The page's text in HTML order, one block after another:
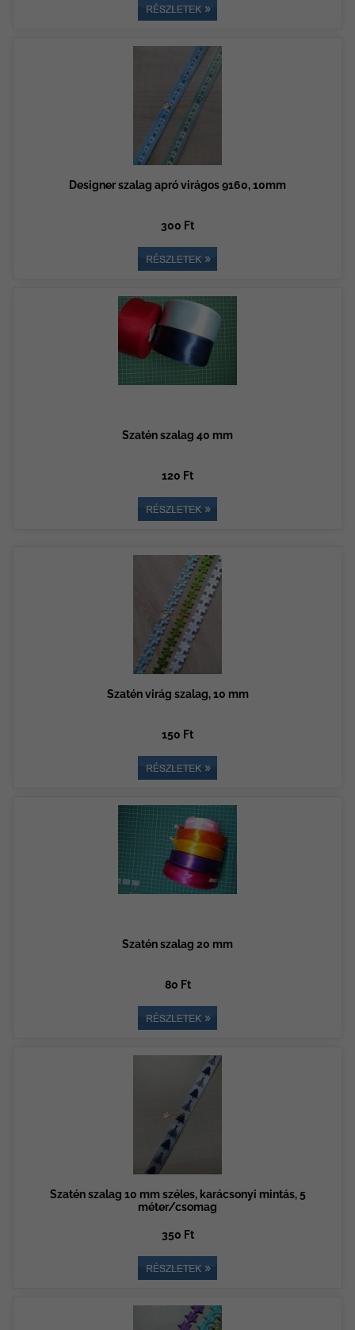
Designer szalag apró virágos 9160, 10mm
300 Ft
Szatén szalag 40 mm
120 Ft
Szatén virág szalag, 10 mm
150 Ft
Szatén szalag 20 mm
80 Ft
Szatén szalag 10 mm széles, karácsonyi mintás, 5
méter/csomag
350 Ft